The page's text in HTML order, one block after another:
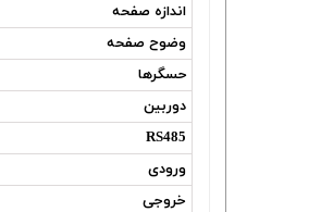
اندازه صفحه
وضوح صفحه
حسگرها
دوربین
RS485
ورودی
خروجی